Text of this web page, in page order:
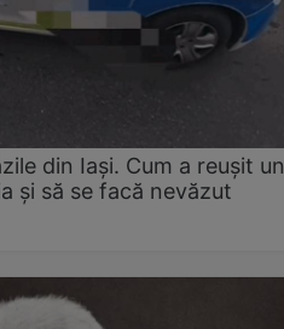
din Iași. Cum a reușit un
și să se facă nevăzut